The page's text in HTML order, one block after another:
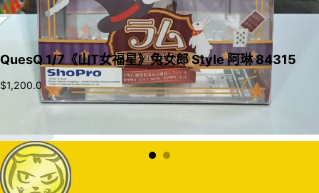
QuesQ 1/7《山T女福星》兔女郎 Style 阿琳 84315
$1,200.0